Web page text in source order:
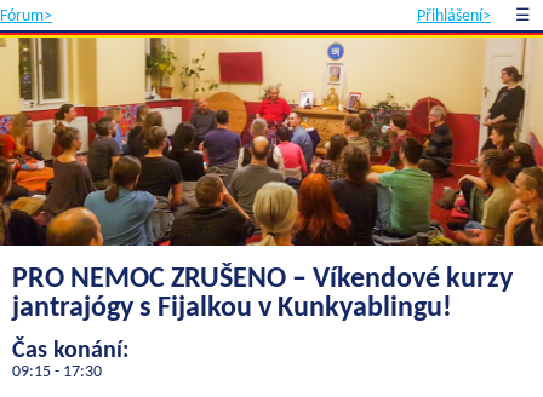
Fórum> Přihlášení> ☰
PRO NEMOC ZRUŠENO – Víkendové kurzy
jantrajógy s Fijalkou v Kunkyablingu!
Čas konání:
09:15 - 17:30